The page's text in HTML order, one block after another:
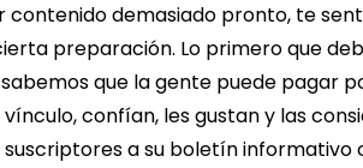
contenido demasiado pronto, te
preparación. Lo primero que
sabemos que la gente puede pagar
confían, les gustan y las
suscriptores a su boletín